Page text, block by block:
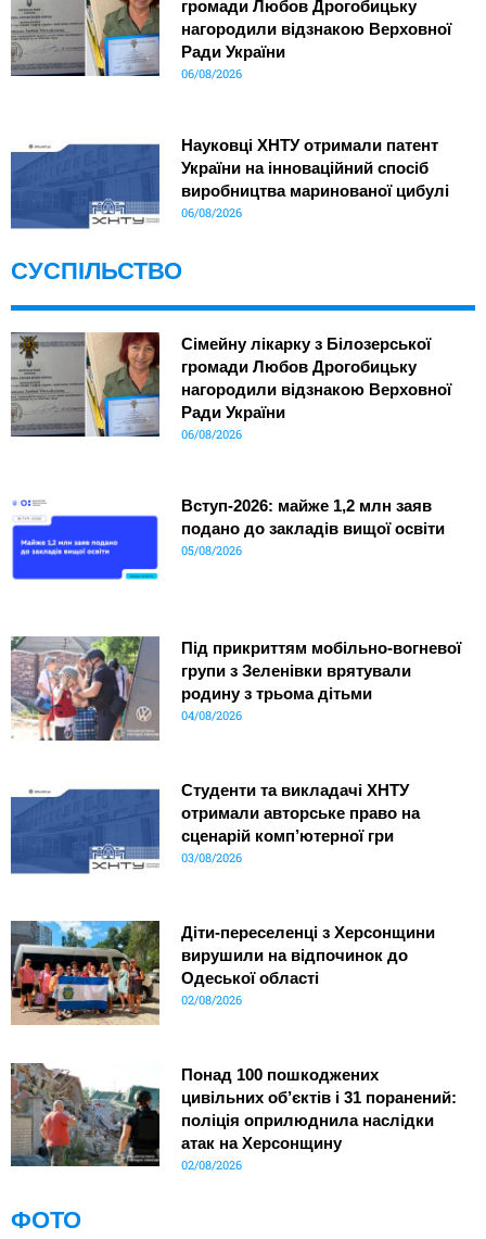
громади Любов Дрогобицьку
нагородили відзнакою Верховної
Ради України
06/08/2026
Науковці ХНТУ отримали патент
України на інноваційний спосіб
виробництва маринованої цибулі
06/08/2026
СУСПІЛЬСТВО
Сімейну лікарку з Білозерської
громади Любов Дрогобицьку
нагородили відзнакою Верховної
Ради України
06/08/2026
Вступ-2026: майже 1,2 млн заяв
подано до закладів вищої освіти
05/08/2026
Під прикриттям мобільно-вогневої
групи з Зеленівки врятували
родину з трьома дітьми
04/08/2026
Студенти та викладачі ХНТУ
отримали авторське право на
сценарій комп’ютерної гри
03/08/2026
Діти-переселенці з Херсонщини
вирушили на відпочинок до
Одеської області
02/08/2026
Понад 100 пошкоджених
цивільних об’єктів і 31 поранений:
поліція оприлюднила наслідки
атак на Херсонщину
02/08/2026
ФОТО